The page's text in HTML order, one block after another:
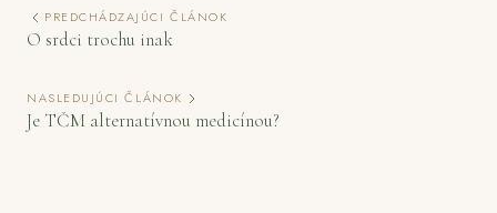
PREDCHÁDZAJÚCI ČLÁNOK
O srdci trochu inak
NASLEDUJÚCI ČLÁNOK
Je TČM alternatívnou medicínou?